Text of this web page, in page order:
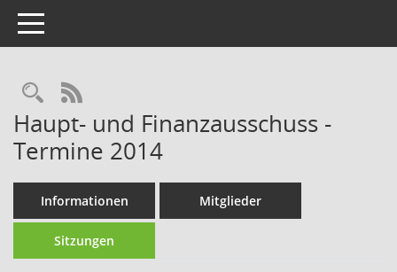
Toggle navigation
Rechercheauswahl
RSS-Feed
Haupt- und Finanzausschuss -
Termine 2014
Informationen Mitglieder
Sitzungen